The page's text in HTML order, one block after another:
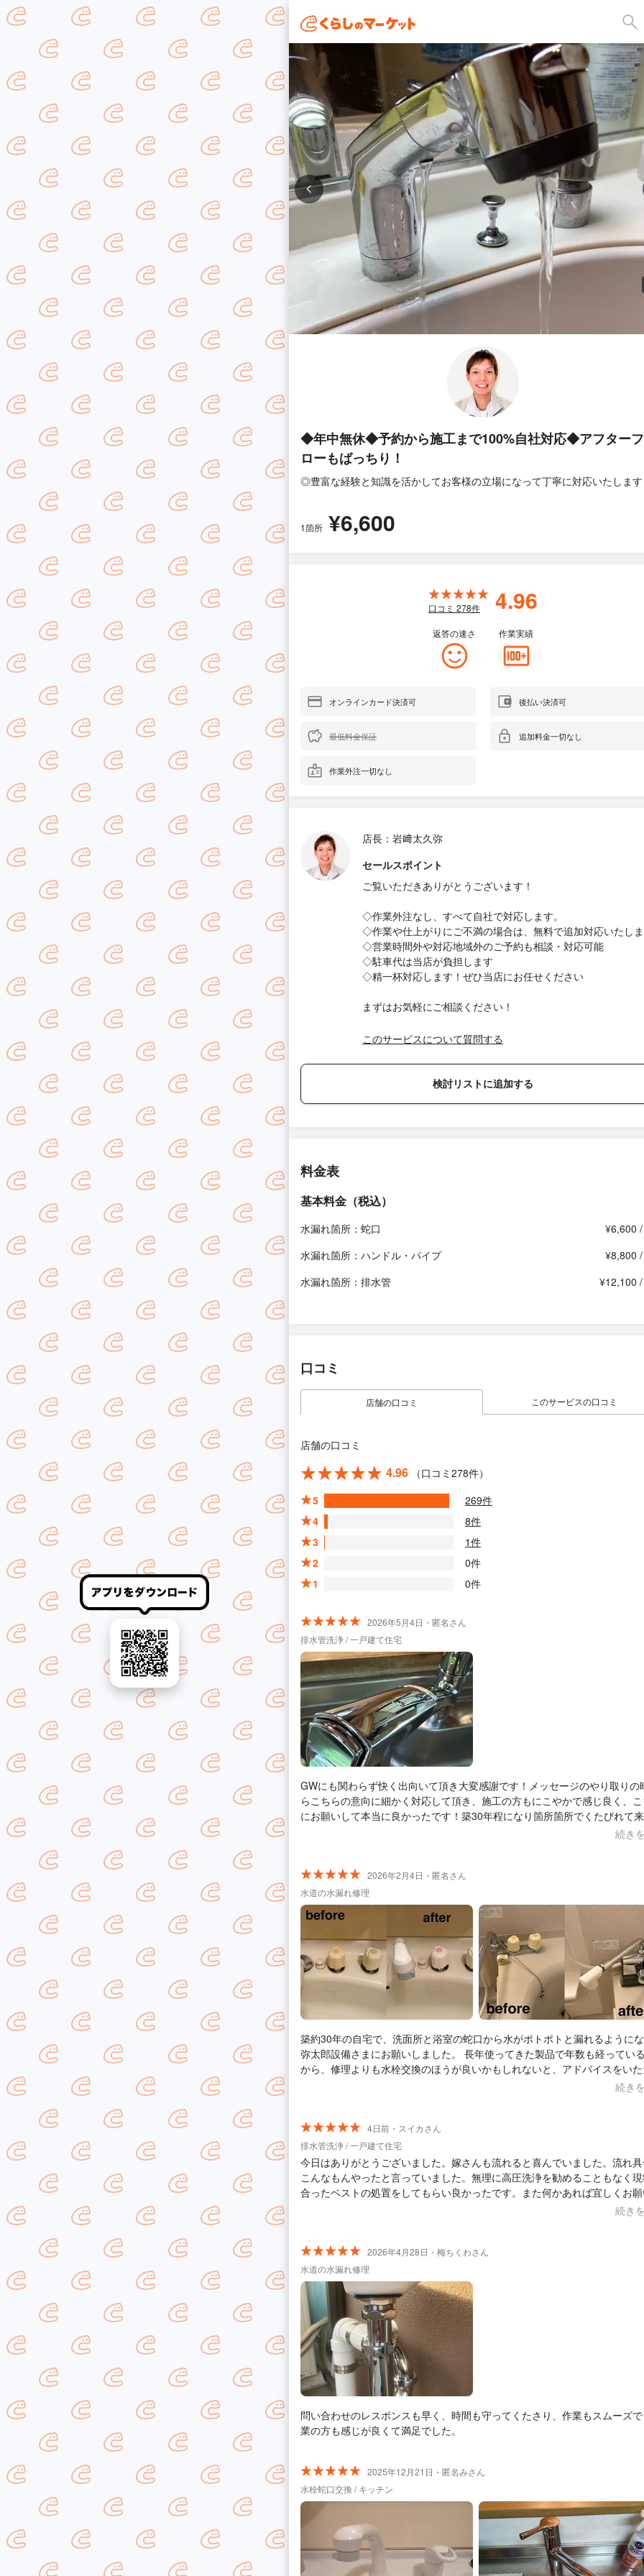
◆年中無休◆予約から施工まで100%自社対応◆アフター
ローもばっちり！
◎豊富な経験と知識を活かしてお客様の立場になって丁寧に対応いたします
1箇所 ¥6,600
口コミ 278件 4.96
返答の速さ 作業実績
オンラインカード決済可 後払い決済可
最低料金保証 追加料金一切なし
作業外注一切なし
店長：岩﨑太久弥
セールスポイント
ご覧いただきありがとうございます！
◇作業外注なし、すべて自社で対応します。
◇作業や仕上がりにご不満の場合は、無料で追加対応いたし
◇営業時間外や対応地域外のご予約も相談・対応可能
◇駐車代は当店が負担します
◇精一杯対応します！ぜひ当店にお任せください
まずはお気軽にご相談ください！
このサービスについて質問する
検討リストに追加する
料金表
基本料金（税込）
水漏れ箇所：蛇口
¥6,600
水漏れ箇所：ハンドル・パイプ
¥8,800
水漏れ箇所：排水管
¥12,100
口コミ
店舗の口コミ このサービスの口コミ
店舗の口コミ
4.96
（口コミ278件）
5
269件
4
8件
3
1件
2
0件
1
0件
2026年5月4日・匿名さん
排水管洗浄 / 一戸建て住宅
GWにも関わらず快く出向いて頂き大変感謝です！メッセージのやり取りの
らこちらの意向に細かく対応して頂き、施工の方もにこやかで感じ良く、
にお願いして本当に良かったです！築30年程になり箇所箇所でくたびれて
続き
2026年2月4日・匿名さん
水道の水漏れ修理
築約30年の自宅で、洗面所と浴室の蛇口から水がポトポトと漏れるように
弥太郎設備さまにお願いしました。 長年使ってきた製品で年数も経っていること
から、修理よりも水栓交換のほうが良いかもしれないと、アドバイスをい
き、無事に交換が完了しました。 こちらの状況に寄り添いながら、最適な提案と
確実な作業をしていただき、とても安心感がありました。 ありがとうございまし
た。
続き
4日前・スイカさん
排水管洗浄 / 一戸建て住宅
今日はありがとうございました。嫁さんも流れると喜んでいました。流れ
こんなもんやったと言っていました。無理に高圧洗浄を勧めることもなく
合ったベストの処置をしてもらい良かったです。また何かあれば宜しくお
続き
2026年4月28日・梅ちくわさん
水道の水漏れ修理
問い合わせのレスポンスも早く、時間も守ってくたさり、作業もスムーズ
業の方も感じが良くて満足でした。
2025年12月21日・匿名みさん
水栓蛇口交換 / キッチン